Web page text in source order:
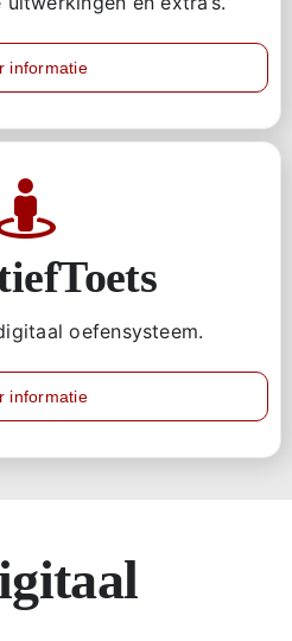
informatie
oefensysteem.
informatie